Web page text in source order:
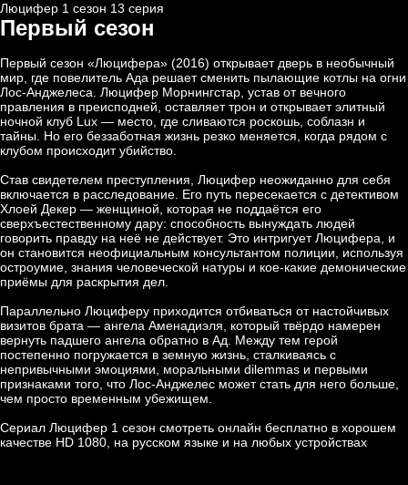
Люцифер 1 cезон 13 cерия
Первый сезон
Первый сезон «Люцифера» (2016) открывает дверь в необычный
мир, где повелитель Ада решает сменить пылающие котлы на огни
Лос-Анджелеса. Люцифер Морнингстар, устав от вечного
правления в преисподней, оставляет трон и открывает элитный
ночной клуб Lux — место, где сливаются роскошь, соблазн и
тайны. Но его беззаботная жизнь резко меняется, когда рядом с
клубом происходит убийство.
Став свидетелем преступления, Люцифер неожиданно для себя
включается в расследование. Его путь пересекается с детективом
Хлоей Декер — женщиной, которая не поддаётся его
сверхъестественному дару: способность вынуждать людей
говорить правду на неё не действует. Это интригует Люцифера, и
он становится неофициальным консультантом полиции, используя
остроумие, знания человеческой натуры и кое-какие демонические
приёмы для раскрытия дел.
Параллельно Люциферу приходится отбиваться от настойчивых
визитов брата — ангела Аменадиэля, который твёрдо намерен
вернуть падшего ангела обратно в Ад. Между тем герой
постепенно погружается в земную жизнь, сталкиваясь с
непривычными эмоциями, моральными dilemmas и первыми
признаками того, что Лос-Анджелес может стать для него больше,
чем просто временным убежищем.
Сериал Люцифер 1 сезон смотреть онлайн бесплатно в хорошем
качестве HD 1080, на русском языке и на любых устройствах